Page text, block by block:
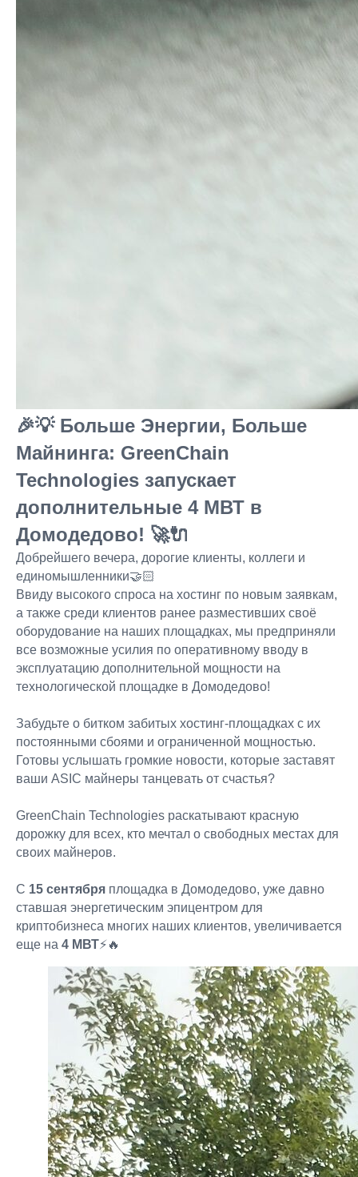
🎉💡 Больше Энергии, Больше
Майнинга: GreenChain
Technologies запускает
дополнительные 4 МВТ в
Домодедово! 🚀🔌
Добрейшего вечера, дорогие клиенты, коллеги и
единомышленники🤝🏻
Ввиду высокого спроса на хостинг по новым заявкам,
а также среди клиентов ранее разместивших своё
оборудование на наших площадках, мы предприняли
все возможные усилия по оперативному вводу в
эксплуатацию дополнительной мощности на
технологической площадке в Домодедово!
Забудьте о битком забитых хостинг-площадках с их
постоянными сбоями и ограниченной мощностью.
Готовы услышать громкие новости, которые заставят
ваши ASIC майнеры танцевать от счастья?
GreenChain Technologies раскатывают красную
дорожку для всех, кто мечтал о свободных местах для
своих майнеров.
С 15 сентября площадка в Домодедово, уже давно
ставшая энергетическим эпицентром для
криптобизнеса многих наших клиентов, увеличивается
еще на 4 МВТ⚡🔥